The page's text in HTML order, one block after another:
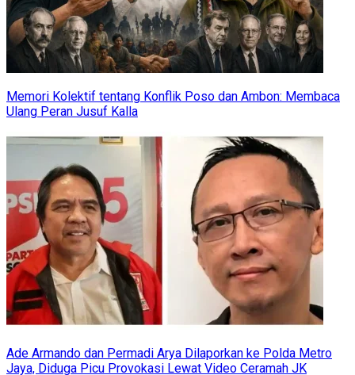
Memori Kolektif tentang Konflik Poso dan Ambon: Membaca
Ulang Peran Jusuf Kalla
Ade Armando dan Permadi Arya Dilaporkan ke Polda Metro
Jaya, Diduga Picu Provokasi Lewat Video Ceramah JK